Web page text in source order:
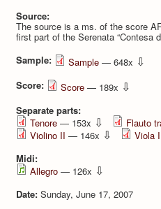
Source:
The source is a ms. of the score
first part of the Serenata “Contesa
Sample:
Sample — 648x ⇩
Score: Score — 189x ⇩
Separate parts:
Tenore — 153x ⇩ Flauto
Violino II — 146x ⇩ Viola I
Midi:
Allegro — 126x ⇩
Date: Sunday, June 17, 2007